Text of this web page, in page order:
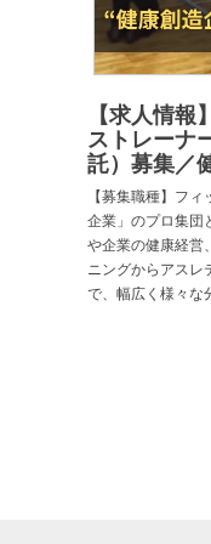
【求人情報
ストレーナ
託）募集／
【募集職種】フ
企業」のプロ集団
や企業の健康経営
ニングからアスレ
で、幅広く様々な